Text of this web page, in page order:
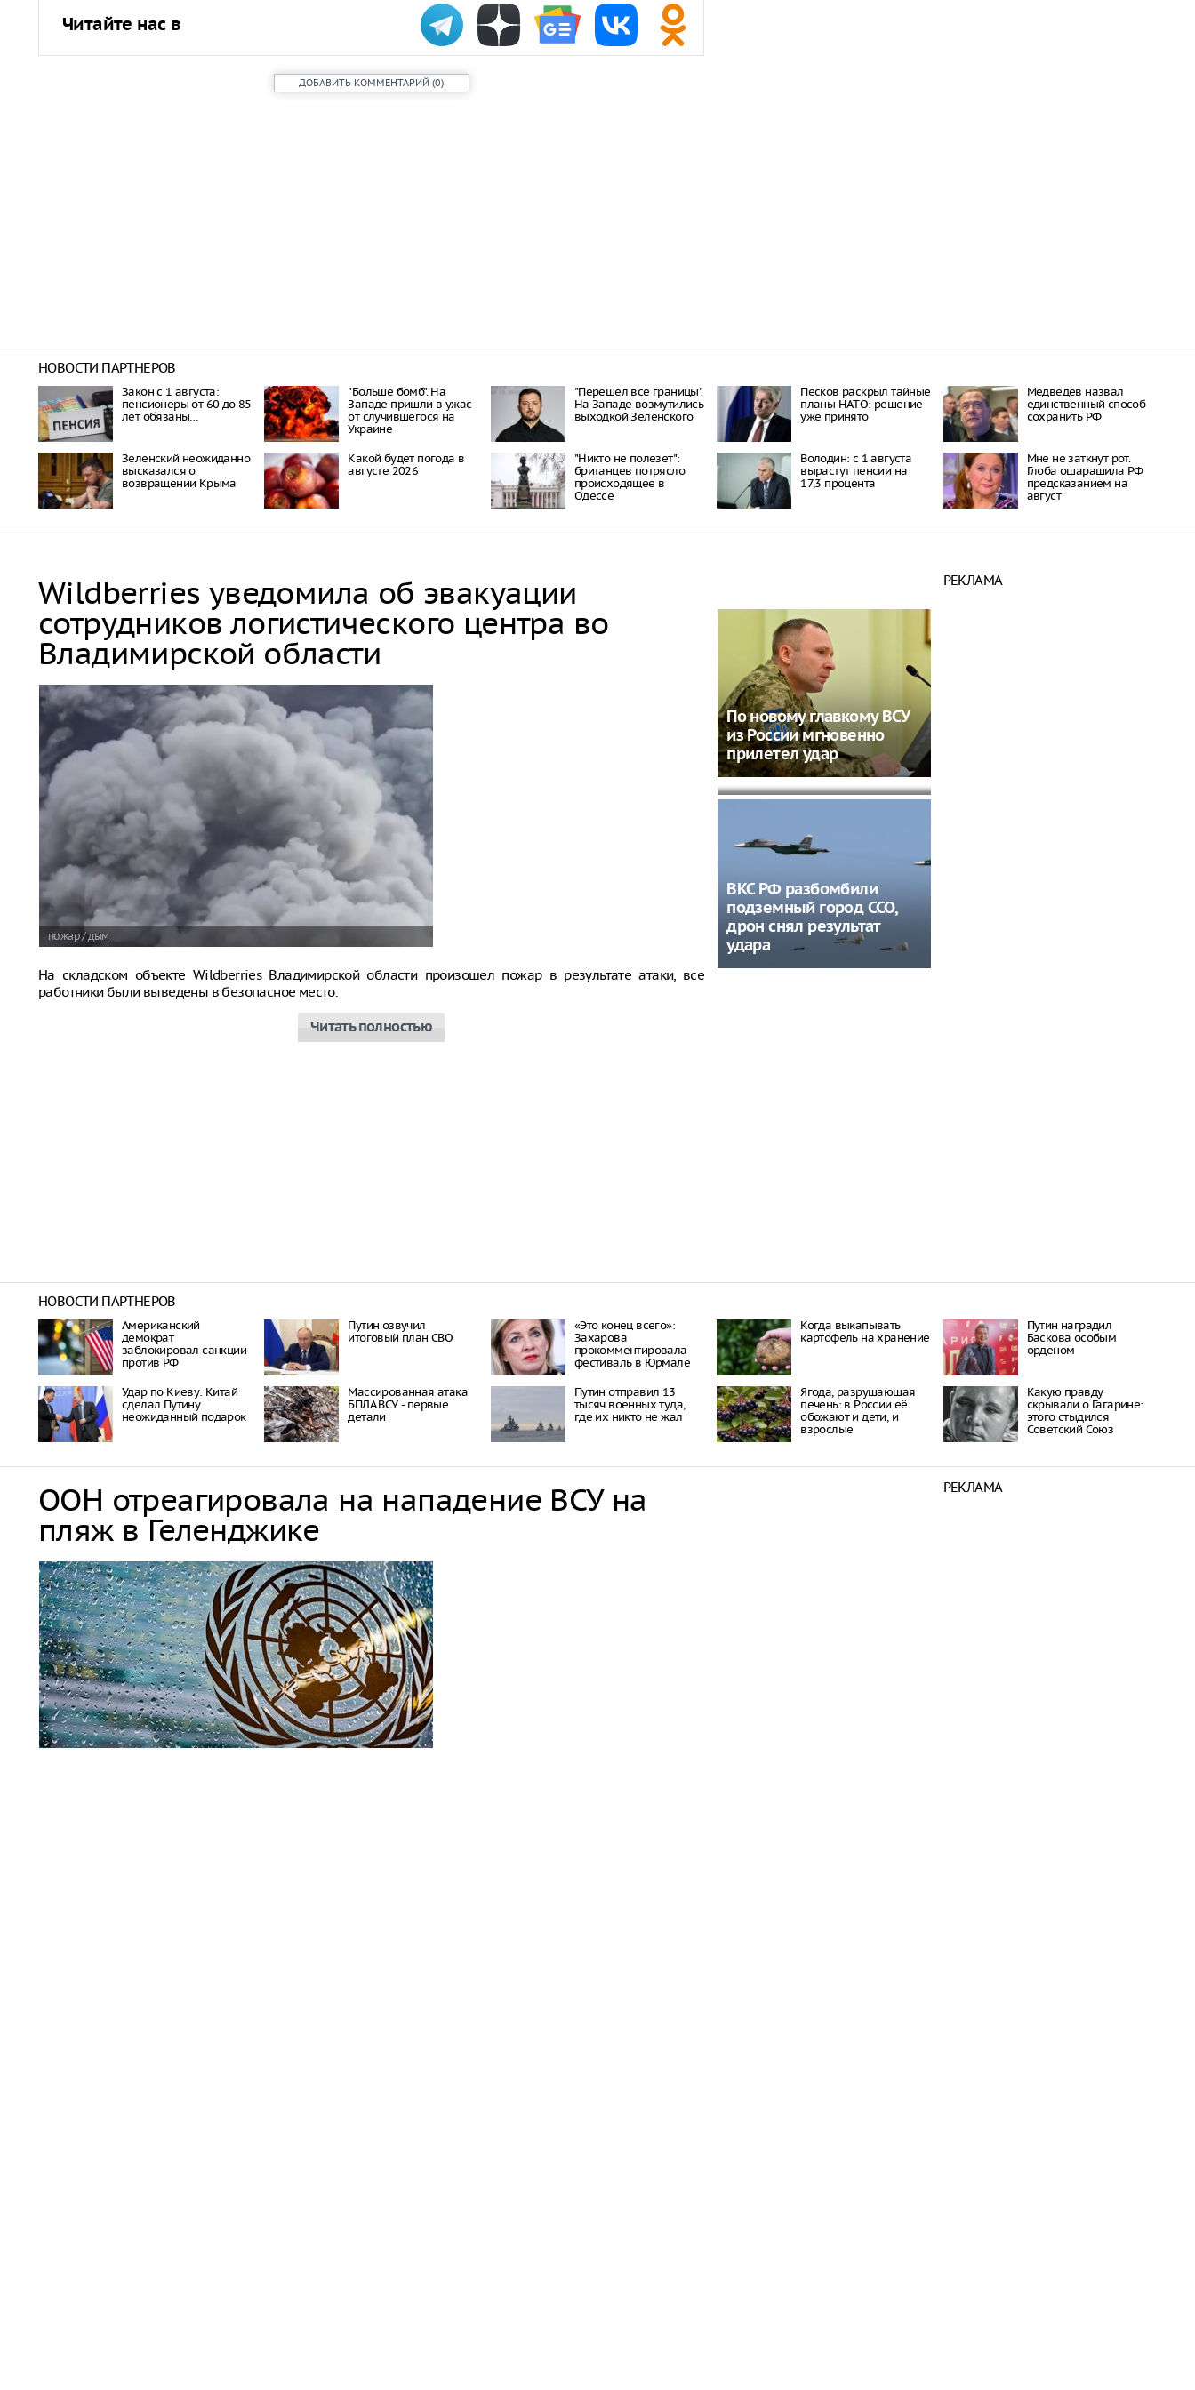
Читайте нас в
ДОБАВИТЬ КОММЕНТАРИЙ (0)
НОВОСТИ ПАРТНЕРОВ
Закон с 1 августа:
пенсионеры от 60 до 85
лет обязаны…
"Больше бомб". На
Западе пришли в ужас
от случившегося на
Украине
"Перешел все границы".
На Западе возмутились
выходкой Зеленского
Пecкoв рacкрыл тaйныe
плaны НAТO: рeшeниe
ужe принятo
Медведев назвал
единственный способ
сохранить РФ
Зеленский неожиданно
высказался о
возвращении Крыма
Какой будет погода в
августе 2026
"Никто не полезет":
британцев потрясло
происходящее в
Одессе
Володин: с 1 августа
вырастут пенсии на
17,3 процента
Мне не заткнут рот.
Глоба ошарашила РФ
предсказанием на
август
Wildberries уведомила об эвакуации
сотрудников логистического центра во
Владимирской области
пожар / дым
На складском объекте Wildberries Владимирской области произошел пожар в результате атаки, все
работники были выведены в безопасное место.
Читать полностью
По новому главкому ВСУ
из России мгновенно
прилетел удар
Лайма Вайкуле заявила,
что будет воевать с
россиянами
ВКС РФ разбомбили
подземный город ССО,
дрон снял результат
удара
РЕКЛАМА
НОВОСТИ ПАРТНЕРОВ
Американский
демократ
заблокировал санкции
против РФ
Путин озвучил
итоговый план СВО
«Это конец всего»:
Захарова
прокомментировала
фестиваль в Юрмале
Когда выкапывать
картофель на хранение
Путин наградил
Баскова особым
орденом
Удар по Киеву: Китай
сделал Путину
неожиданный подарок
Массированная атака
БПЛА ВСУ - первые
детали
Путин отправил 13
тысяч военных туда,
где их никто не жал
Ягода, разрушающая
печень: в России её
обожают и дети, и
взрослые
Какую правду
скрывали о Гагарине:
этого стыдился
Советский Союз
ООН отреагировала на нападение ВСУ на
пляж в Геленджике
РЕКЛАМА